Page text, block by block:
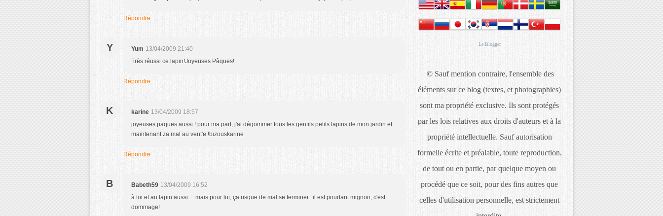
Répondre
Y Yum 13/04/2009 21:40
Très réussi ce lapin!Joyeuses Pâques!
Répondre
K karine 13/04/2009 18:57
joyeuses paques aussi ! pour ma part, j'ai dégommer tous les gentils petits lapins de mon jardin et
maintenant za mal au vent'e !bizouskarine
Répondre
B Babeth59 13/04/2009 16:52
à toi et au lapin aussi.....mais pour lui, ça risque de mal se terminer...il est pourtant mignon, c'est
dommage!
Le Blogger
© Sauf mention contraire, l'ensemble des
éléments sur ce blog (textes, et photographies)
sont ma propriété exclusive. Ils sont protégés
par les lois relatives aux droits d'auteurs et à la
propriété intellectuelle. Sauf autorisation
formelle écrite et préalable, toute reproduction,
de tout ou en partie, par quelque moyen ou
procédé que ce soit, pour des fins autres que
celles d'utilisation personnelle, est strictement